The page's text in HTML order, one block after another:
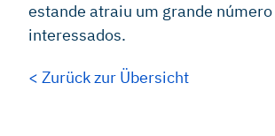
estande atraiu um grande número
interessados.
< Zurück zur Übersicht